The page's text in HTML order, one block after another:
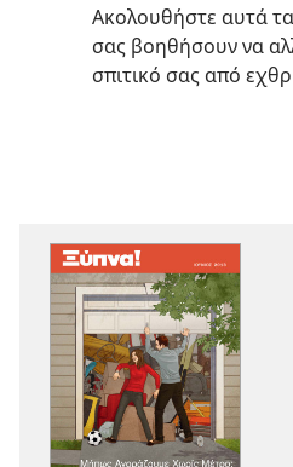
Ακολουθήστε αυτά
σας βοηθήσουν να
σπιτικό σας από